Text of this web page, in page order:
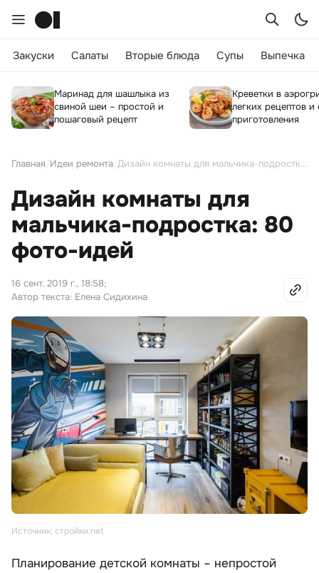
Закуски Салаты Вторые блюда Супы Выпечка
Маринад для шашлыка из
свиной шеи – простой и
пошаговый рецепт
Креветки в
легких рецептов и
приготовления
Главная Идеи ремонта Дизайн комнаты для мальчика-подростка: 80 фото-идей
Дизайн комнаты для
мальчика-подростка: 80
фото-идей
16 сент. 2019 г., 18:58;
Автор текста: Елена Сидихина
Источник: стройки.net
Планирование детской комнаты – непростой